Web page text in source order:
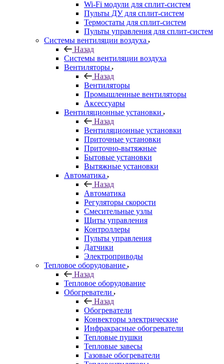
Wi-Fi модули для сплит-систем
Пульты ДУ для сплит-систем
Термостаты для сплит-систем
Пульты управления для сплит-систем
Системы вентиляции воздуха
Назад
Системы вентиляции воздуха
Вентиляторы
Назад
Вентиляторы
Промышленные вентиляторы
Аксессуары
Вентиляционные установки
Назад
Вентиляционные установки
Приточные установки
Приточно-вытяжные
Бытовые установки
Вытяжные установки
Автоматика
Назад
Автоматика
Регуляторы скорости
Смесительные узлы
Щиты управления
Контроллеры
Пульты управления
Датчики
Электроприводы
Тепловое оборудование
Назад
Тепловое оборудование
Обогреватели
Назад
Обогреватели
Конвекторы электрические
Инфракрасные обогреватели
Тепловые пушки
Тепловые завесы
Газовые обогреватели